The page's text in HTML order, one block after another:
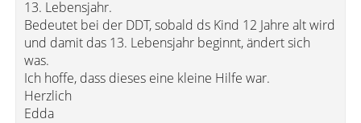
13. Lebensjahr.
Bedeutet bei der DDT, sobald ds Kind 12 Jahre alt wird
und damit das 13. Lebensjahr beginnt, ändert sich
was.
Ich hoffe, dass dieses eine kleine Hilfe war.
Herzlich
Edda